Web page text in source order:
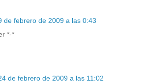
de febrero de 2009 a las 0:43
*-*
de febrero de 2009 a las 11:02